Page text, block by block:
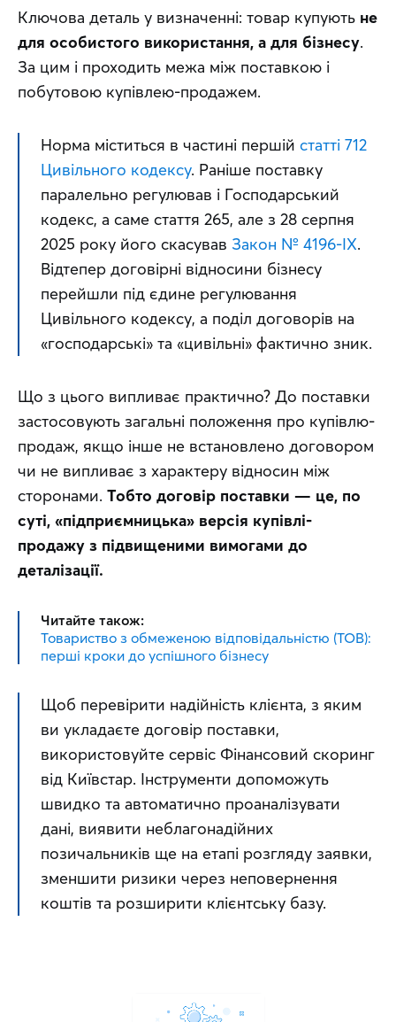
Ключова деталь у визначенні: товар купують не
для особистого використання, а для бізнесу.
За цим і проходить межа між поставкою і
побутовою купівлею-продажем.
Норма міститься в частині першій статті 712
Цивільного кодексу. Раніше поставку
паралельно регулював і Господарський
кодекс, а саме стаття 265, але з 28 серпня
2025 року його скасував Закон № 4196-IX.
Відтепер договірні відносини бізнесу
перейшли під єдине регулювання
Цивільного кодексу, а поділ договорів на
«господарські» та «цивільні» фактично зник.
Що з цього випливає практично? До поставки
застосовують загальні положення про купівлю-
продаж, якщо інше не встановлено договором
чи не випливає з характеру відносин між
сторонами. Тобто договір поставки — це, по
суті, «підприємницька» версія купівлі-
продажу з підвищеними вимогами до
деталізації.
Читайте також:
Товариство з обмеженою відповідальністю (ТОВ):
перші кроки до успішного бізнесу
Щоб перевірити надійність клієнта, з яким
ви укладаєте договір поставки,
використовуйте сервіс Фінансовий скоринг
від Київстар. Інструменти допоможуть
швидко та автоматично проаналізувати
дані, виявити неблагонадійних
позичальників ще на етапі розгляду заявки,
зменшити ризики через неповернення
коштів та розширити клієнтську базу.